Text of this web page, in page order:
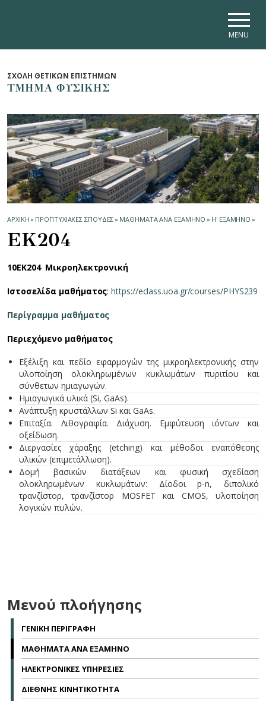
MENU
ΣΧΟΛΗ ΘΕΤΙΚΩΝ ΕΠΙΣΤΗΜΩΝ
ΤΜΗΜΑ ΦΥΣΙΚΗΣ
ΑΡΧΙΚΗ» ΠΡΟΠΤΥΧΙΑΚΕΣ ΣΠΟΥΔΕΣ» ΜΑΘΗΜΑΤΑ ΑΝΑ ΕΞΑΜΗΝΟ » Η' ΕΞΑΜΗΝΟ »
ΕΚ204
10ΕΚ204 Μικροηλεκτρονική
Ιστοσελίδα μαθήματος:https://eclass.uoa.gr/courses/PHYS239
Περίγραμμα μαθήματος
Περιεχόμενο μαθήματος
Εξέλιξη και πεδίο εφαρμογών της μικροηλεκτρονικής στην
υλοποίηση ολοκληρωμένων κυκλωμάτων πυριτίου και
σύνθετων ημιαγωγών.
Ημιαγωγικά υλικά (Si, GaAs).
Ανάπτυξη κρυστάλλων Si και GaAs.
Επιταξία. Λιθογραφία. Διάχυση. Εμφύτευση ιόντων και
οξείδωση.
Διεργασίες χάραξης (etching) και μέθοδοι εναπόθεσης
υλικών (επιμετάλλωση).
Δομή βασικών διατάξεων και φυσική σχεδίαση
ολοκληρωμένων κυκλωμάτων: Δίοδοι p-n, διπολικό
τρανζίστορ, τρανζίστορ MOSFET και CMOS, υλοποίηση
λογικών πυλών.
Μενού πλοήγησης
ΓΕΝΙΚΗ ΠΕΡΙΓΡΑΦΗ
ΜΑΘΗΜΑΤΑ ΑΝΑ ΕΞΑΜΗΝΟ
ΗΛΕΚΤΡΟΝΙΚΕΣ ΥΠΗΡΕΣΙΕΣ
ΔΙΕΘΝΗΣ ΚΙΝΗΤΙΚΟΤΗΤΑ